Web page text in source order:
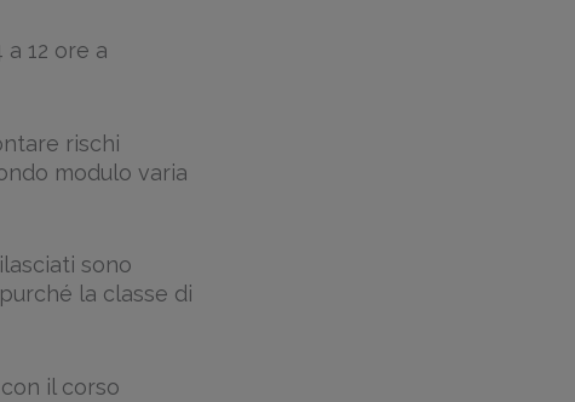
12 ore a
rischi
modulo varia
sono
la classe di
il corso